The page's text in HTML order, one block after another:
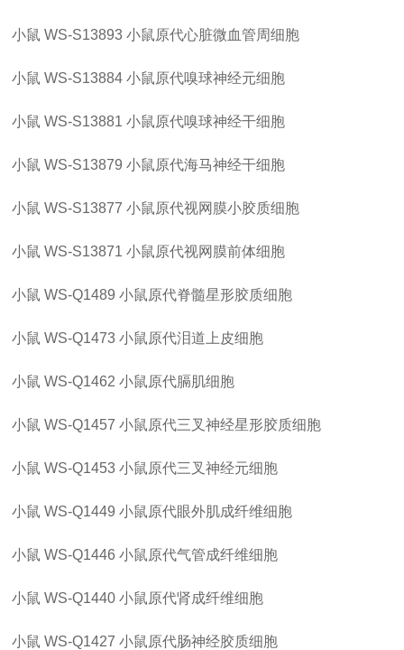
小鼠 WS-S13893 小鼠原代心脏微血管周细胞
小鼠 WS-S13884 小鼠原代嗅球神经元细胞
小鼠 WS-S13881 小鼠原代嗅球神经干细胞
小鼠 WS-S13879 小鼠原代海马神经干细胞
小鼠 WS-S13877 小鼠原代视网膜小胶质细胞
小鼠 WS-S13871 小鼠原代视网膜前体细胞
小鼠 WS-Q1489 小鼠原代脊髓星形胶质细胞
小鼠 WS-Q1473 小鼠原代泪道上皮细胞
小鼠 WS-Q1462 小鼠原代膈肌细胞
小鼠 WS-Q1457 小鼠原代三叉神经星形胶质细胞
小鼠 WS-Q1453 小鼠原代三叉神经元细胞
小鼠 WS-Q1449 小鼠原代眼外肌成纤维细胞
小鼠 WS-Q1446 小鼠原代气管成纤维细胞
小鼠 WS-Q1440 小鼠原代肾成纤维细胞
小鼠 WS-Q1427 小鼠原代肠神经胶质细胞